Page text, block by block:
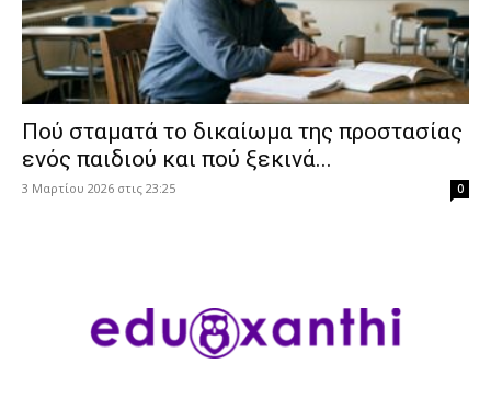
Πού σταματά το δικαίωμα της προστασίας
ενός παιδιού και πού ξεκινά...
3 Μαρτίου 2026 στις 23:25 0